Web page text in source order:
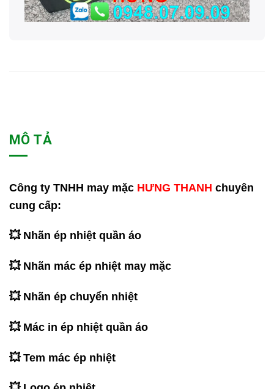
MÔ TẢ
Công ty TNHH may mặc HƯNG THANH chuyên
cung cấp:
💥 Nhãn ép nhiệt quần áo
💥 Nhãn mác ép nhiệt may mặc
💥 Nhãn ép chuyển nhiệt
💥 Mác in ép nhiệt quần áo
💥 Tem mác ép nhiệt